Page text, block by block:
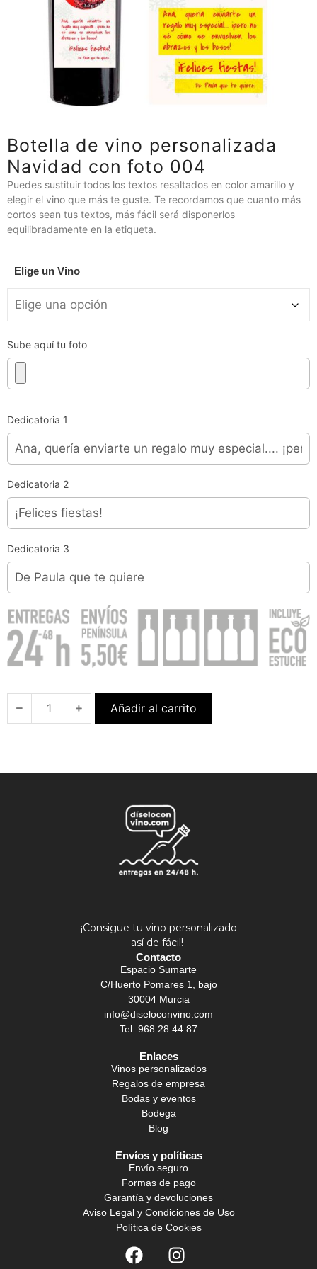
Botella de vino personalizada
Navidad con foto 004
Puedes sustituir todos los textos resaltados en color amarillo y
elegir el vino que más te guste. Te recordamos que cuanto más
cortos sean tus textos, más fácil será disponerlos
equilibradamente en la etiqueta.
Elige un Vino
Sube aquí tu foto
Dedicatoria 1
Dedicatoria 2
Dedicatoria 3
Añadir al carrito
¡Consigue tu vino personalizado
así de fácil!
Contacto
Espacio Sumarte
C/Huerto Pomares 1, bajo
30004 Murcia
info@diseloconvino.com
Tel. 968 28 44 87
Enlaces
Vinos personalizados
Regalos de empresa
Bodas y eventos
Bodega
Blog
Envíos y políticas
Envío seguro
Formas de pago
Garantía y devoluciones
Aviso Legal y Condiciones de Uso
Política de Cookies